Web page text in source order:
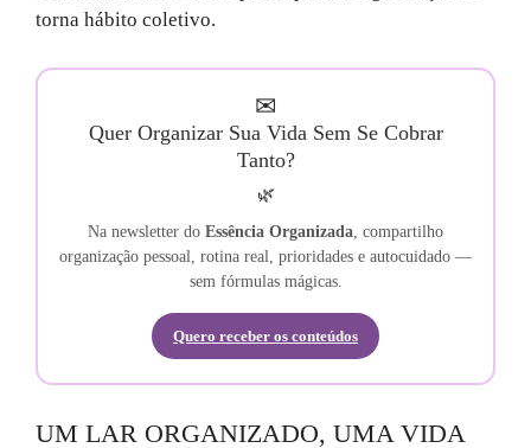
torna hábito coletivo.
✉
Quer Organizar Sua Vida Sem Se Cobrar
Tanto?
🌿
Na newsletter do Essência Organizada , compartilho
organização pessoal, rotina real, prioridades e autocuidado —
sem fórmulas mágicas.
Quero receber os conteúdos
UM LAR ORGANIZADO, UMA VIDA